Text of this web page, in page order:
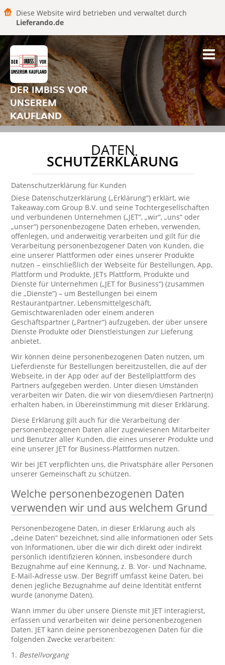
Diese Website wird betrieben und verwaltet durch
Lieferando.de
DER IMBISS VOR
UNSEREM
KAUFLAND
DATEN
SCHUTZERKLÄRUNG
Datenschutzerklärung für Kunden
Diese Datenschutzerklärung („Erklärung“) erklärt, wie
Takeaway.com Group B.V. und seine Tochtergesellschaften
und verbundenen Unternehmen („JET“, „wir“, „uns“ oder
„unser“) personenbezogene Daten erheben, verwenden,
offenlegen, und anderweitig verarbeiten und gilt für die
Verarbeitung personenbezogener Daten von Kunden, die
eine unserer Plattformen oder eines unserer Produkte
nutzen – einschließlich der Webseite für Bestellungen, App,
Plattform und Produkte, JETs Plattform, Produkte und
Dienste für Unternehmen („JET for Business“) (zusammen
die „Dienste“) – um Bestellungen bei einem
Restaurantpartner, Lebensmittelgeschäft,
Gemischtwarenladen oder einem anderen
Geschäftspartner („Partner“) aufzugeben, der über unsere
Dienste Produkte oder Dienstleistungen zur Lieferung
anbietet.
Wir können deine personenbezogenen Daten nutzen, um
Lieferdienste für Bestellungen bereitzustellen, die auf der
Webseite, in der App oder auf der Bestellplattform des
Partners aufgegeben werden. Unter diesen Umständen
verarbeiten wir Daten, die wir von diesem/diesen Partner(n)
erhalten haben, in Übereinstimmung mit dieser Erklärung.
Diese Erklärung gilt auch für die Verarbeitung der
personenbezogenen Daten aller zugewiesenen Mitarbeiter
und Benutzer aller Kunden, die eines unserer Produkte und
eine unserer JET for Business-Plattformen nutzen.
Wir bei JET verpflichten uns, die Privatsphäre aller Personen
unserer Gemeinschaft zu schützen.
Welche personenbezogenen Daten
verwenden wir und aus welchem Grund
Personenbezogene Daten, in dieser Erklärung auch als
„deine Daten“ bezeichnet, sind alle Informationen oder Sets
von Informationen, über die wir dich direkt oder indirekt
persönlich identifizieren können, insbesondere durch
Bezugnahme auf eine Kennung, z. B. Vor- und Nachname,
E-Mail-Adresse usw. Der Begriff umfasst keine Daten, bei
denen jegliche Bezugnahme auf deine Identität entfernt
wurde (anonyme Daten).
Wann immer du über unsere Dienste mit JET interagierst,
erfassen und verarbeiten wir deine personenbezogenen
Daten. JET kann deine personenbezogenen Daten für die
folgenden Zwecke verarbeiten:
1. Bestellvorgang